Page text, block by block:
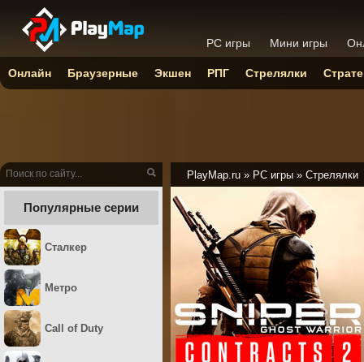
PlayMap.ru » PC игры » Стрелялки
Популярные серии
Сталкер
Метро
Call of Duty
PC игры Мини игры
Онлайн Браузерные Экшен РПГ Стрелялки